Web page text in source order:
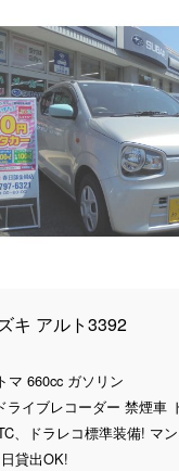
キ アルト3392
マ 660cc ガソリン
イブレコーダー 禁煙車
、ドラレコ標準装備! マ
貸出OK!